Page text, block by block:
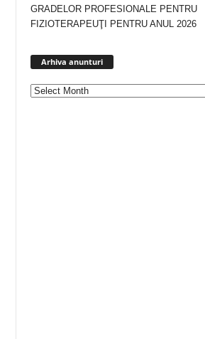
GRADELOR PROFESIONALE PENTRU
FIZIOTERAPEUŢI PENTRU ANUL 2026
Arhiva anunturi